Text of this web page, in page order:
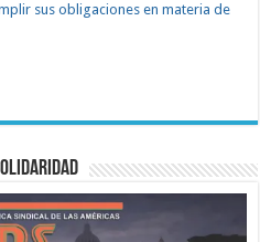
sus obligaciones en materia de